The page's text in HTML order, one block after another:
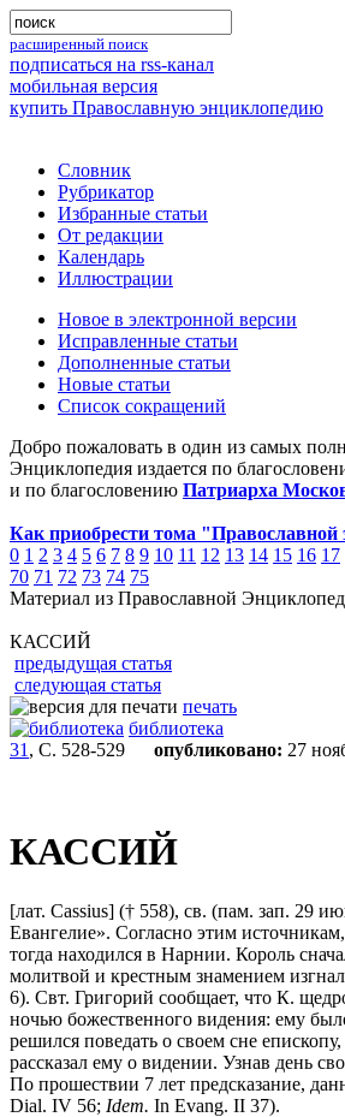
расширенный поиск
подписаться на rss-канал
мобильная версия
купить Православную энциклопедию
Словник
Рубрикатор
Избранные статьи
От редакции
Календарь
Иллюстрации
Новое в электронной версии
Исправленные статьи
Дополненные статьи
Новые статьи
Список сокращений
Добро пожаловать в один из самых
Энциклопедия издается по
и по благословению Патриарха
Как приобрести тома "Православной
0 1 2 3 4 5 6 7 8 9 10 11 12 13 14 15 16 17
70 71 72 73 74 75
Материал из Православной
КАССИЙ
предыдущая статья
следующая статья
печать
библиотека
31 , С. 528-529 опубликовано: 27
КАССИЙ
[лат. Cassius] († 558), св. (пам. зап. 29
Евангелие». Согласно этим
тогда находился в Нарнии. Король
молитвой и крестным знамением
6). Свт. Григорий сообщает, что К.
ночью божественного видения: ему
решился поведать о своем сне
рассказал ему о видении. Узнав день
По прошествии 7 лет предсказание,
Dial. IV 56; Idem. In Evang. II 37).